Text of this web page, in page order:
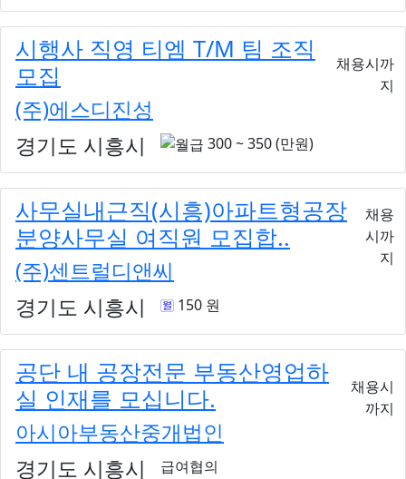
시행사 직영 티엠 T/M 팀 조직
모집
(주)에스디진성
채용시까
지
경기도 시흥시 300 ~ 350 (만원)
사무실내근직(시흥)아파트형공장
분양사무실 여직원 모집합..
(주)센트럴디앤씨
채용
시까
지
경기도 시흥시 150 원
공단 내 공장전문 부동산영업하
실 인재를 모십니다.
아시아부동산중개법인
채용시
까지
경기도 시흥시 급여협의